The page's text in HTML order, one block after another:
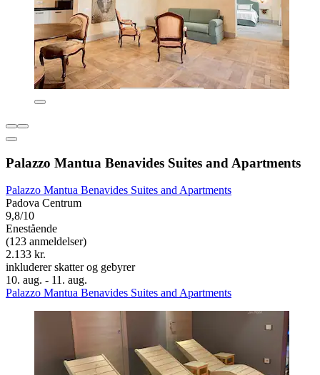
Palazzo Mantua Benavides Suites and Apartments
Palazzo Mantua Benavides Suites and Apartments
Padova Centrum
9,8/10
Enestående
(123 anmeldelser)
2.133 kr.
inkluderer skatter og gebyrer
10. aug. - 11. aug.
Palazzo Mantua Benavides Suites and Apartments